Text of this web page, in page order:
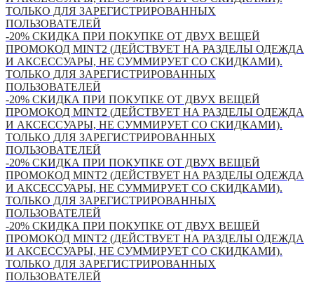
ТОЛЬКО ДЛЯ ЗАРЕГИСТРИРОВАННЫХ
ПОЛЬЗОВАТЕЛЕЙ
-20% СКИДКА ПРИ ПОКУПКЕ ОТ ДВУХ ВЕЩЕЙ
ПРОМОКОД MINT2 (ДЕЙСТВУЕТ НА РАЗДЕЛЫ ОДЕЖДА
И АКСЕССУАРЫ, НЕ СУММИРУЕТ СО СКИДКАМИ).
ТОЛЬКО ДЛЯ ЗАРЕГИСТРИРОВАННЫХ
ПОЛЬЗОВАТЕЛЕЙ
-20% СКИДКА ПРИ ПОКУПКЕ ОТ ДВУХ ВЕЩЕЙ
ПРОМОКОД MINT2 (ДЕЙСТВУЕТ НА РАЗДЕЛЫ ОДЕЖДА
И АКСЕССУАРЫ, НЕ СУММИРУЕТ СО СКИДКАМИ).
ТОЛЬКО ДЛЯ ЗАРЕГИСТРИРОВАННЫХ
ПОЛЬЗОВАТЕЛЕЙ
-20% СКИДКА ПРИ ПОКУПКЕ ОТ ДВУХ ВЕЩЕЙ
ПРОМОКОД MINT2 (ДЕЙСТВУЕТ НА РАЗДЕЛЫ ОДЕЖДА
И АКСЕССУАРЫ, НЕ СУММИРУЕТ СО СКИДКАМИ).
ТОЛЬКО ДЛЯ ЗАРЕГИСТРИРОВАННЫХ
ПОЛЬЗОВАТЕЛЕЙ
-20% СКИДКА ПРИ ПОКУПКЕ ОТ ДВУХ ВЕЩЕЙ
ПРОМОКОД MINT2 (ДЕЙСТВУЕТ НА РАЗДЕЛЫ ОДЕЖДА
И АКСЕССУАРЫ, НЕ СУММИРУЕТ СО СКИДКАМИ).
ТОЛЬКО ДЛЯ ЗАРЕГИСТРИРОВАННЫХ
ПОЛЬЗОВАТЕЛЕЙ